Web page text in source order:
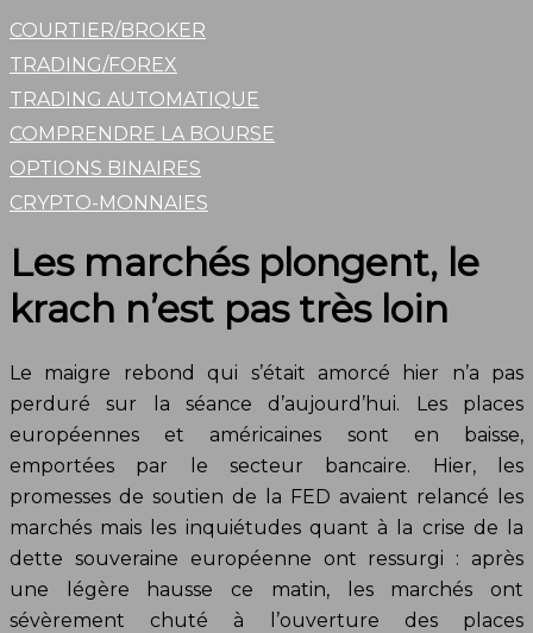
COURTIER/BROKER
TRADING/FOREX
TRADING AUTOMATIQUE
COMPRENDRE LA BOURSE
OPTIONS BINAIRES
CRYPTO-MONNAIES
Les marchés plongent, le
krach n’est pas très loin
Le maigre rebond qui s’était amorcé hier n’a pas
perduré sur la séance d’aujourd’hui. Les places
européennes et américaines sont en baisse,
emportées par le secteur bancaire. Hier, les
promesses de soutien de la FED avaient relancé les
marchés mais les inquiétudes quant à la crise de la
dette souveraine européenne ont ressurgi : après
une légère hausse ce matin, les marchés ont
sévèrement chuté à l’ouverture des places